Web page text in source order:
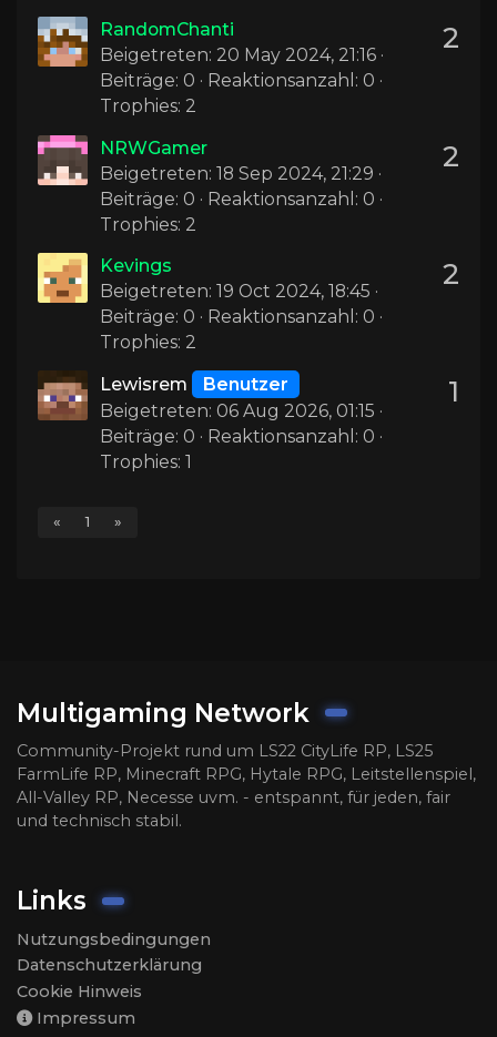
RandomChanti
Beigetreten: 20 May 2024, 21:16 ·
Beiträge: 0 · Reaktionsanzahl: 0 ·
Trophies: 2
2
NRWGamer
Beigetreten: 18 Sep 2024, 21:29 ·
Beiträge: 0 · Reaktionsanzahl: 0 ·
Trophies: 2
2
Kevings
Beigetreten: 19 Oct 2024, 18:45 ·
Beiträge: 0 · Reaktionsanzahl: 0 ·
Trophies: 2
2
Lewisrem
Benutzer
Beigetreten: 06 Aug 2026, 01:15 ·
Beiträge: 0 · Reaktionsanzahl: 0 ·
Trophies: 1
1
« 1 »
Multigaming Network
Community-Projekt rund um LS22 CityLife RP, LS25
FarmLife RP, Minecraft RPG, Hytale RPG, Leitstellenspiel,
All-Valley RP, Necesse uvm. - entspannt, für jeden, fair
und technisch stabil.
Links
Nutzungsbedingungen
Datenschutzerklärung
Cookie Hinweis
Impressum